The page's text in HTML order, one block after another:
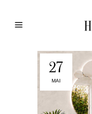
27
MAI